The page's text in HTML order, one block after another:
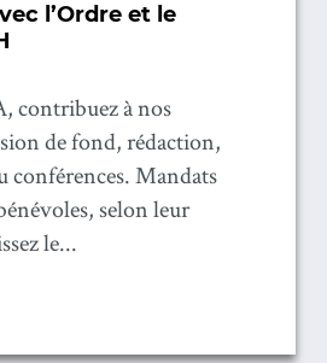
l’Ordre et le
contribuez à nos
de fond, rédaction,
conférences. Mandats
selon leur
le...